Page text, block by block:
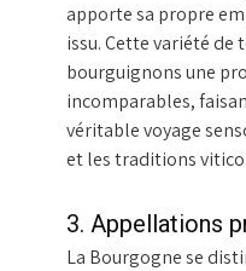
apporte sa propre
issu. Cette variété de
bourguignons une
incomparables,
véritable voyage
et les traditions
3. Appellations
La Bourgogne se